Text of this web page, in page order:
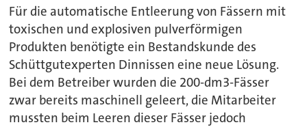
Für die automatische Entleerung von Fässern mit
toxischen und explosiven pulverförmigen
Produkten benötigte ein Bestandskunde des
Schüttgutexperten Dinnissen eine neue Lösung.
Bei dem Betreiber wurden die 200-dm3-Fässer
zwar bereits maschinell geleert, die Mitarbeiter
mussten beim Leeren dieser Fässer jedoch